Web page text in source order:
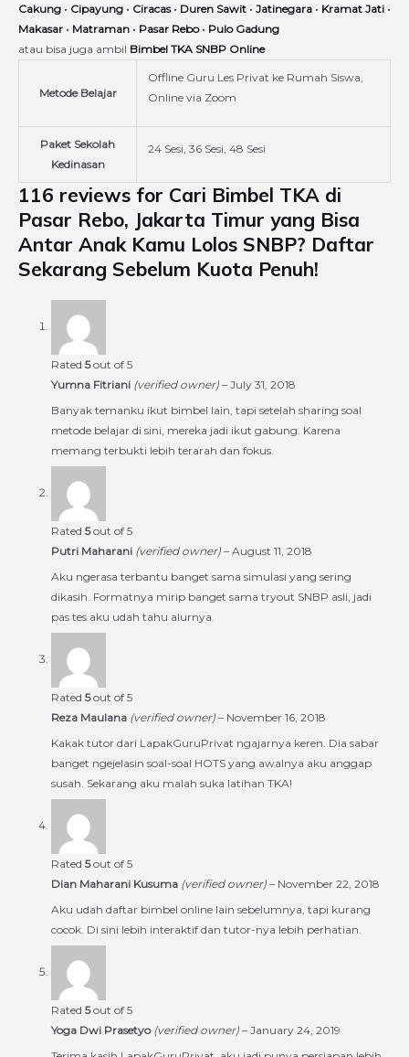
Cakung • Cipayung • Ciracas• Duren Sawit • Jatinegara • Kramat Jati •
Makasar • Matraman • Pasar Rebo• Pulo Gadung
atau bisa juga ambil Bimbel TKA SNBP Online
Metode Belajar
Offline Guru Les Privat ke Rumah Siswa,
Online via Zoom
Paket Sekolah
Kedinasan
24 Sesi, 36 Sesi, 48 Sesi
116 reviews for Cari Bimbel TKA di
Pasar Rebo, Jakarta Timur yang Bisa
Antar Anak Kamu Lolos SNBP? Daftar
Sekarang Sebelum Kuota Penuh!
Rated 5out of 5
Yumna Fitriani (verified owner) – July 31, 2018
Banyak temanku ikut bimbel lain, tapi setelah sharing soal
metode belajar di sini, mereka jadi ikut gabung. Karena
memang terbukti lebih terarah dan fokus.
Rated 5out of 5
Putri Maharani (verified owner) – August 11, 2018
Aku ngerasa terbantu banget sama simulasi yang sering
dikasih. Formatnya mirip banget sama tryout SNBP asli, jadi
pas tes aku udah tahu alurnya.
Rated 5out of 5
Reza Maulana (verified owner) – November 16, 2018
Kakak tutor dari LapakGuruPrivat ngajarnya keren. Dia sabar
banget ngejelasin soal-soal HOTS yang awalnya aku anggap
susah. Sekarang aku malah suka latihan TKA!
Rated 5out of 5
Dian Maharani Kusuma (verified owner) – November 22, 2018
Aku udah daftar bimbel online lain sebelumnya, tapi kurang
cocok. Di sini lebih interaktif dan tutor-nya lebih perhatian.
Rated 5out of 5
Yoga Dwi Prasetyo (verified owner) – January 24, 2019